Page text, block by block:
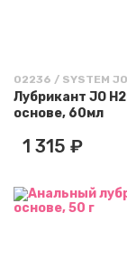
02236 / SYSTEM JO
Лубрикант JO
основе, 60мл
1 315 ₽